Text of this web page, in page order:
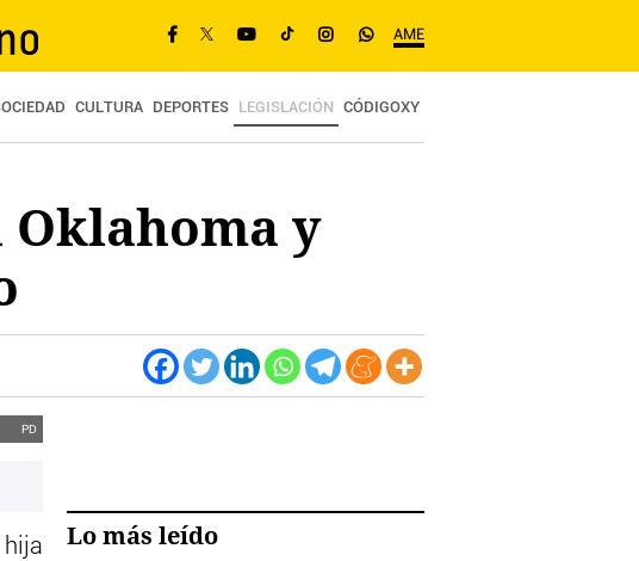
AME
CULTURA DEPORTES LEGISLACIÓN CÓDIGOXY
Oklahoma y
PD
Lo más leído